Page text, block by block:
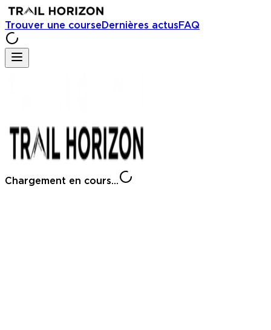
Trouver une courseDernières actusFAQ
Chargement en cours...